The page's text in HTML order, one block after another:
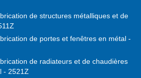
de structures métalliques et de
de portes et fenêtres en métal -
de radiateurs et de chaudières
- 2521Z